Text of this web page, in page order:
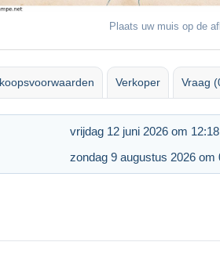
Plaats uw muis op de
Verkoper Vraag
vrijdag 12 juni 2026 om 12:18
zondag 9 augustus 2026 om